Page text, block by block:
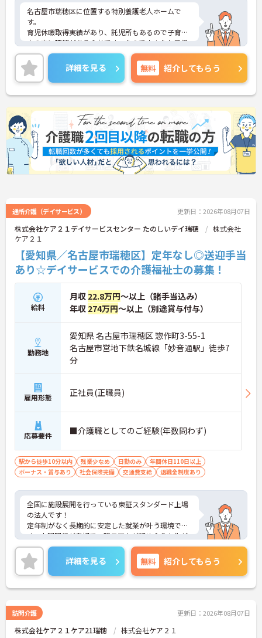
名古屋市瑞穂区に位置する特別養護老人ホームで
す。
育児休暇取得実績があり、託児所もあるので子育て
中の方に理解がある会社です。なので小さなお子様
がいらっしゃる方も安心して働いていただけます。
月給302,000円～320,000円と高給与なので、生活
を充実させることができます♪
ご興味をお持ちの方には、詳細の情報や面接のポイ
ントをお伝えしますのでお気軽にお問い合わせくだ
さい。
詳細を見る 無料 紹介してもらう
通所介護（デイサービス） 更新日：2026年08月07日
株式会社ケア２１デイサービスセンター たのしいデイ瑞穂
株式会社
ケア２１
【愛知県／名古屋市瑞穂区】定年なし◎送迎手当
あり☆デイサービスでの介護福祉士の募集！
給料
月収 22.8万円～以上（諸手当込み）
年収 274万円～以上（別途賞与付与）
勤務地
愛知県 名古屋市瑞穂区 惣作町3-55-1
名古屋市営地下鉄名城線「妙音通駅」徒歩7
分
雇用形態 正社員(正職員)
応募要件 ■介護職としてのご経験(年数問わず)
駅から徒歩10分以内 残業少なめ 日勤のみ
年間休日110日以上
ボーナス・賞与あり
社会保険完備 交通費支給 退職金制度あり
全国に施設展開を行っている東証スタンダード上場
の法人です！
定年制がなく長期的に安定した就業が叶う環境で
す。人間関係が良好で、職員同士が認め合う文化が
根付いています。
ご興味のある方には、面接対策ポイントなど、さら
に詳細をご案内しますのでお気軽にご相談くださ
い！
詳細を見る 無料 紹介してもらう
訪問介護 更新日：2026年08月07日
株式会社ケア２１ケア21瑞穂 株式会社ケア２１